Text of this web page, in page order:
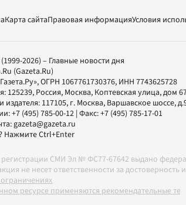
Карта сайтаПравовая информацияУсловия
2026) – Главные новости дня
(Gazeta.Ru)
, ОГРН 1067761730376, ИНН 7743625728
125239, Россия, Москва, Коптевская улица, дом
издателя: 117105, г. Москва, Варшавское шоссе,
+7 (495) 785-00-12 | Факс:+7 (495) 785-17-01
gazeta@gazeta.ru
Нажмите Ctrl+Enter
регистрации СМИ Эл № ФС77-67642 выдано
не несет ответственности за
ресурсе применяются рекомендательные